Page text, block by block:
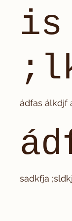
ádfas álkdjf
sadkfja